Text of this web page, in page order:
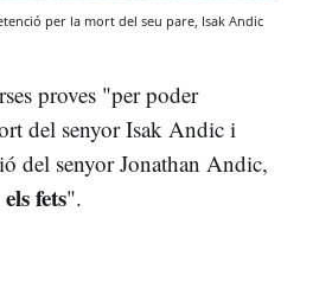
per la mort del seu pare, Isak Andic
proves "per poder
del senyor Isak Andic i
del senyor Jonathan Andic,
fets".